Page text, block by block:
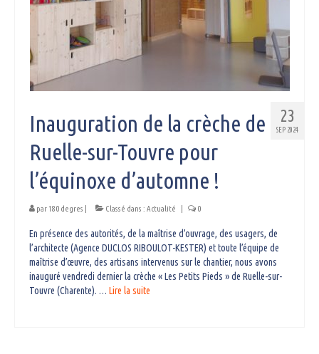
23
SEP 2024
Inauguration de la crèche de
Ruelle-sur-Touvre pour
l’équinoxe d’automne !
par 180 degres Classé dans : Actualité 0
En présence des autorités, de la maîtrise d’ouvrage, des usagers, de
l’architecte (Agence DUCLOS RIBOULOT-KESTER) et toute l’équipe de
maîtrise d’œuvre, des artisans intervenus sur le chantier, nous avons
inauguré vendredi dernier la crèche « Les Petits Pieds » de Ruelle-sur-
Touvre (Charente). … Lire la suite­­